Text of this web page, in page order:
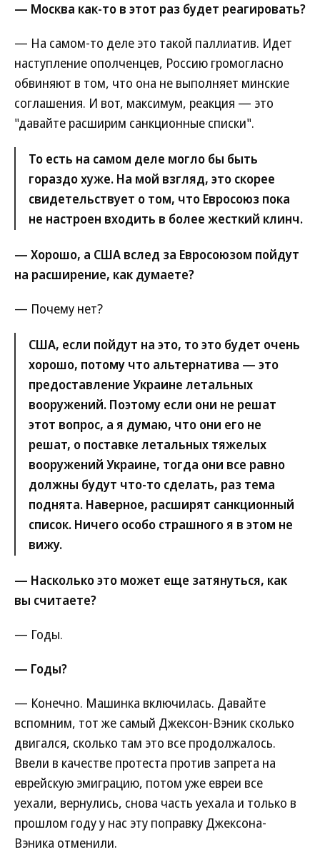
— Москва как-то в этот раз будет реагировать?
— На самом-то деле это такой паллиатив. Идет
наступление ополченцев, Россию громогласно
обвиняют в том, что она не выполняет минские
соглашения. И вот, максимум, реакция — это
"давайте расширим санкционные списки".
То есть на самом деле могло бы быть
гораздо хуже. На мой взгляд, это скорее
свидетельствует о том, что Евросоюз пока
не настроен входить в более жесткий клинч.
— Хорошо, а США вслед за Евросоюзом пойдут
на расширение, как думаете?
— Почему нет?
США, если пойдут на это, то это будет очень
хорошо, потому что альтернатива — это
предоставление Украине летальных
вооружений. Поэтому если они не решат
этот вопрос, а я думаю, что они его не
решат, о поставке летальных тяжелых
вооружений Украине, тогда они все равно
должны будут что-то сделать, раз тема
поднята. Наверное, расширят санкционный
список. Ничего особо страшного я в этом не
вижу.
— Насколько это может еще затянуться, как
вы считаете?
— Годы.
— Годы?
— Конечно. Машинка включилась. Давайте
вспомним, тот же самый Джексон-Вэник сколько
двигался, сколько там это все продолжалось.
Ввели в качестве протеста против запрета на
еврейскую эмиграцию, потом уже евреи все
уехали, вернулись, снова часть уехала и только в
прошлом году у нас эту поправку Джексона-
Вэника отменили.